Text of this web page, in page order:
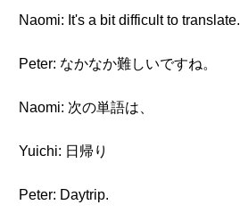
Naomi: It's a bit difficult to translate.
Peter: なかなか難しいですね。
Naomi: 次の単語は、
Yuichi: 日帰り
Peter: Daytrip.